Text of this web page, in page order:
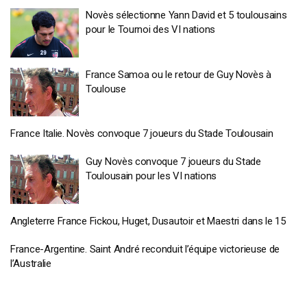
Novès sélectionne Yann David et 5 toulousains
pour le Tournoi des VI nations
France Samoa ou le retour de Guy Novès à
Toulouse
France Italie. Novès convoque 7 joueurs du Stade Toulousain
Guy Novès convoque 7 joueurs du Stade
Toulousain pour les VI nations
Angleterre France Fickou, Huget, Dusautoir et Maestri dans le 15
France-Argentine. Saint André reconduit l’équipe victorieuse de
l’Australie